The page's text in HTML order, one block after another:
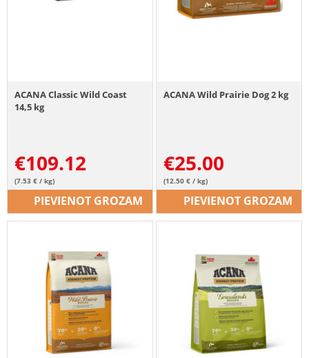
ACANA Classic Wild Coast
14,5 kg
€109.12
(7.53 € / kg)
PIEVIENOT GROZAM
ACANA Wild Prairie Dog 2 kg
€25.00
(12.50 € / kg)
PIEVIENOT GROZAM